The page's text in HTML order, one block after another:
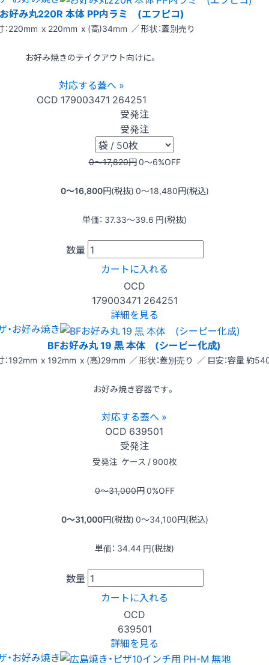
好み丸220R 本体 PP内ラミ (エフピコ)
：220mm x 220mm x (高)34mm ／ 形状：蓋別売り
お好み焼きのテイクアウト向けに。
対応する蓋へ »
OCD 179003471 264251
受発注
受発注
0〜17,820円0〜6%OFF
0〜16,800円(税抜) 0〜18,480円(税込)
単価： 37.33〜39.6 円(税抜)
数量
カートに入れる
OCD
179003471 264251
詳細を見る
・お好み焼き
BFお好み丸 19 黒 本体 (シーピー化成)
：192mm x 192mm x (高)29mm ／ 形状：蓋別売り ／ 目安：容量 約
お好み焼き容器です。
対応する蓋へ »
OCD 639501
受発注
受発注 ケース / 900枚
0〜31,000円0%OFF
0〜31,000円(税抜) 0〜34,100円(税込)
単価： 34.44 円(税抜)
数量
カートに入れる
OCD
639501
詳細を見る
・お好み焼き